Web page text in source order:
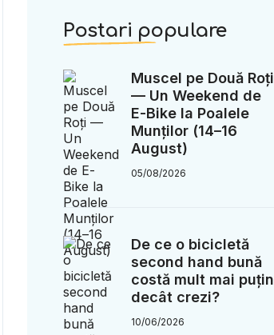
Postari populare
Muscel pe Două Roți
— Un Weekend de
E-Bike la Poalele
Munților (14–16
August)
05/08/2026
De ce o bicicletă
second hand bună
costă mult mai puțin
decât crezi?
10/06/2026